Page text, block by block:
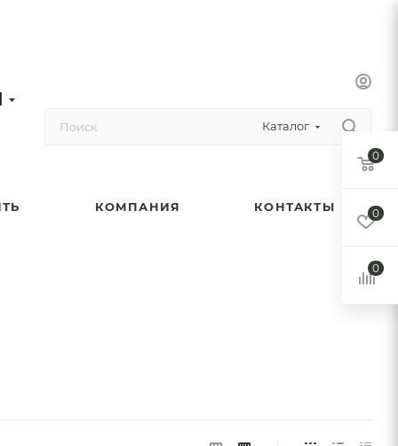
Каталог
КОМПАНИЯ КОНТАКТЫ
0
0
0